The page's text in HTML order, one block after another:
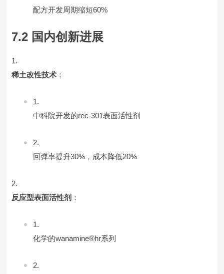
配方开发周期缩短60%
7.2 国内创新进展
稀土改性技术 ：
中科院开发的rec-301表面活性剂
回弹率提升30%，成本降低20%
反应型表面活性剂 ：
化学的wanamine®hr系列